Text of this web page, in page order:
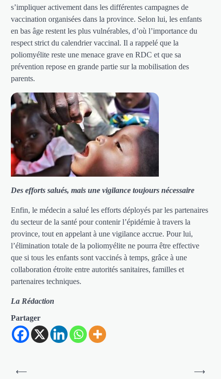
s’impliquer activement dans les différentes campagnes de
vaccination organisées dans la province. Selon lui, les enfants
en bas âge restent les plus vulnérables, d’où l’importance du
respect strict du calendrier vaccinal. Il a rappelé que la
poliomyélite reste une menace grave en RDC et que sa
prévention repose en grande partie sur la mobilisation des
parents.
Des efforts salués, mais une vigilance toujours nécessaire
Enfin, le médecin a salué les efforts déployés par les partenaires
du secteur de la santé pour contenir l’épidémie à travers la
province, tout en appelant à une vigilance accrue. Pour lui,
l’élimination totale de la poliomyélite ne pourra être effective
que si tous les enfants sont vaccinés à temps, grâce à une
collaboration étroite entre autorités sanitaires, familles et
partenaires techniques.
La Rédaction
Partager
Navigation
⟵
⟶